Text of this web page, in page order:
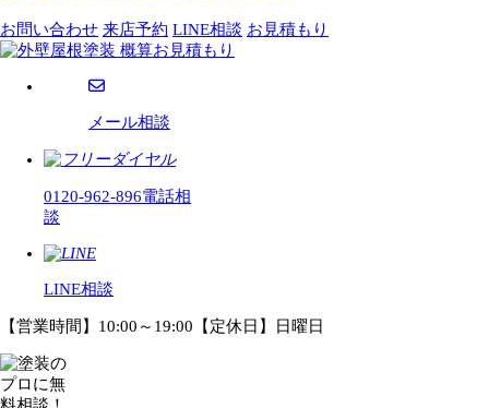
お問い合わせ 来店予約 LINE相談 お見積もり
メール相談
0120-962-896電話相
談
LINE相談
【営業時間】10:00～19:00【定休日】日曜日